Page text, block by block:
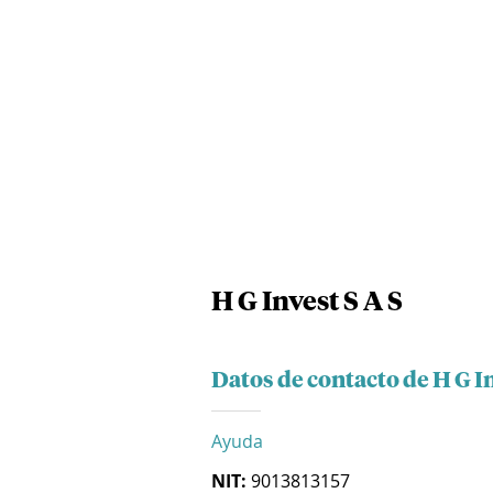
H G Invest S A S
Datos de contacto de H G
Ayuda
NIT: 9013813157